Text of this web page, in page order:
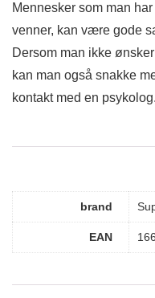
Mennesker som man
venner, kan være gode
Dersom man ikke
kan man også snakke
kontakt med en psykolog.
brand
EAN